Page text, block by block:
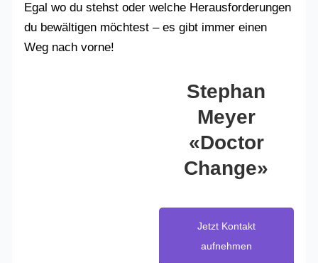
Egal wo du stehst oder welche Herausforderungen
du bewältigen möchtest – es gibt immer einen
Weg nach vorne!
Stephan
Meyer
«Doctor
Change»
Jetzt Kontakt
aufnehmen